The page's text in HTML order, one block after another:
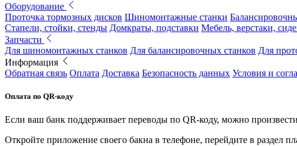
Оборудование
Проточка тормозных дисков Шиномонтажные станки
Стапели, стойки, стенды Домкраты, подставки Мебель, верстаки,
Запчасти
Для шиномонтажных станков Для балансировочных станков Для
Информация
Обратная связь Оплата Доставка Безопасность данных Условия и
Оплата по QR-коду
Если ваш банк поддерживает переводы по QR-коду, можно
Откройте приложение своего бакна в телефоне, перейдите в раздел